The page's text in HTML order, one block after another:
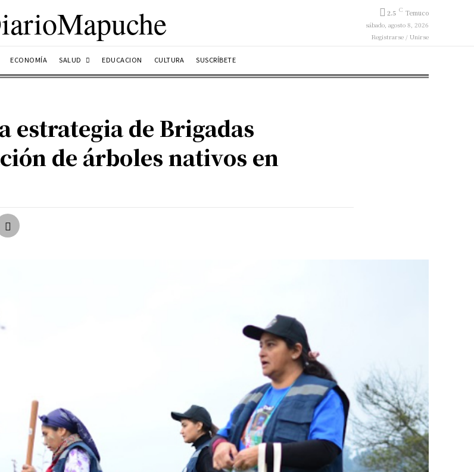
2.5 C Temuco
sábado, agosto 8, 2026
Registrarse / Unirse
ECONOMÍA SALUD EDUCACION CULTURA SUSCRÍBETE
estrategia de Brigadas
de árboles nativos en